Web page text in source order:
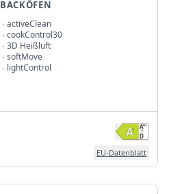
BACKÖFEN
activeClean
cookControl30
3D Heißluft
softMove
lightControl
EU-Datenblatt